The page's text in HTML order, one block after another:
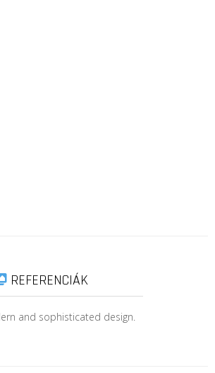
REFERENCIÁK
and sophisticated design.